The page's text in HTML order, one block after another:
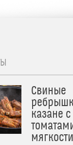
Свиные
казане
мягкости